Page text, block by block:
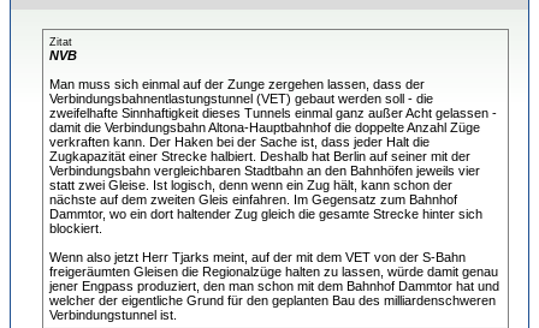
Zitat
NVB
Man muss sich einmal auf der Zunge zergehen lassen, dass der
Verbindungsbahnentlastungstunnel (VET) gebaut werden soll - die
zweifelhafte Sinnhaftigkeit dieses Tunnels einmal ganz außer Acht gelassen -
damit die Verbindungsbahn Altona-Hauptbahnhof die doppelte Anzahl Züge
verkraften kann. Der Haken bei der Sache ist, dass jeder Halt die
Zugkapazität einer Strecke halbiert. Deshalb hat Berlin auf seiner mit der
Verbindungsbahn vergleichbaren Stadtbahn an den Bahnhöfen jeweils vier
statt zwei Gleise. Ist logisch, denn wenn ein Zug hält, kann schon der
nächste auf dem zweiten Gleis einfahren. Im Gegensatz zum Bahnhof
Dammtor, wo ein dort haltender Zug gleich die gesamte Strecke hinter sich
blockiert.
Wenn also jetzt Herr Tjarks meint, auf der mit dem VET von der S-Bahn
freigeräumten Gleisen die Regionalzüge halten zu lassen, würde damit genau
jener Engpass produziert, den man schon mit dem Bahnhof Dammtor hat und
welcher der eigentliche Grund für den geplanten Bau des milliardenschweren
Verbindungstunnel ist.